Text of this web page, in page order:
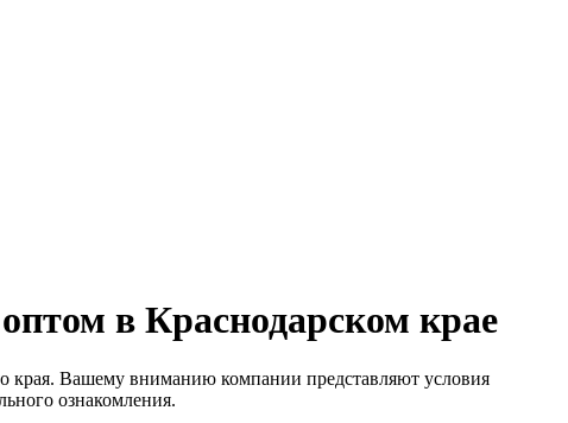
в Краснодарском крае
края. Вашему вниманию компании представляют условия
ознакомления.